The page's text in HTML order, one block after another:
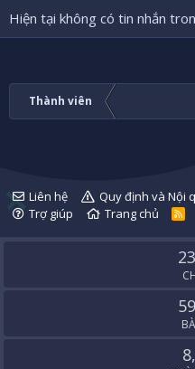
Hiện tại không có tin nhắn
Thành viên
Liên hệ Quy định và Nội
Trợ giúp
Trang chủ
R
S